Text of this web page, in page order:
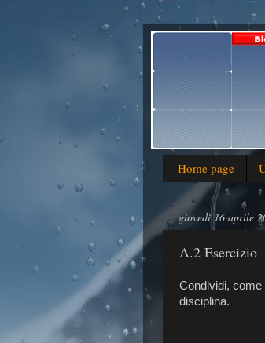
Home page
giovedì 16 aprile
A.2 Esercizio
Condividi, come
disciplina.